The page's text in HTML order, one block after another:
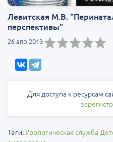
Левитская М.В.
перспективы"
26 апр 2013
Для доступа к ресурсам
Теги:Урологическая служба